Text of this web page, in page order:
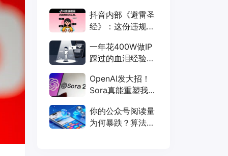
抖音内部《避雷圣
经》：这份违规词
离限流封号
一年花400W做IP
踩过的血泪经验，
OpenAI发大招！
Sora真能重塑我们
你的公众号阅读量
为何暴跌？算法新